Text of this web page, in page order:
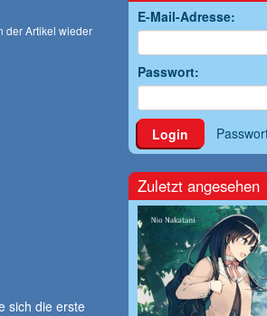
der Artikel wieder
sich die erste
E-Mail-Adresse:
Passwort:
Login
Zuletzt angesehen